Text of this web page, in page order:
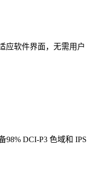
应软件界面，无需用户
98% DCI-P3 色域和 IPS